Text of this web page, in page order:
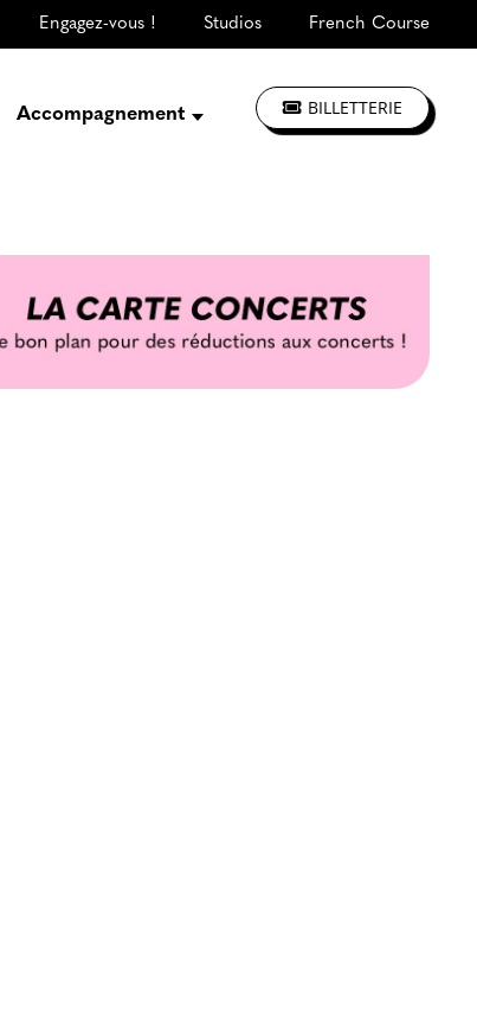
Engagez-vous ! Studios French Course
Accompagnement
Jouer à La CLEF
Les ateliers d'artistes
BILLETTERIE